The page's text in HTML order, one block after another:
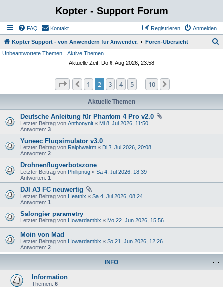
Kopter - Support Forum
FAQ Kontakt Anmelden
Registrieren
Kopter Support - von Anwendern für Anwender. Foren-Übersicht
Unbeantwortete Themen
Aktive Themen
Aktuelle Zeit: Do 6. Aug 2026, 23:58
Seite von
Vorherige
1 2 3 4 5 10
Aktuelle Themen
Deutsche Anleitung für Phantom 4 Pro v2.0
Letzter Beitrag von Anthonynit « Mi 8. Jul 2026, 11:50
Antworten: 3
Yuneec Flugsimulator v3.0
Letzter Beitrag von Ralphwairm « Di 7. Jul 2026, 20:08
Antworten: 2
Drohnenflugverbotszone
Letzter Beitrag von Phillipnug « Sa 4. Jul 2026, 18:39
Antworten: 1
DJI A3 FC neuwertig
Letzter Beitrag von Heatnix « Sa 4. Jul 2026, 08:24
Antworten: 1
Salongier parametry
Letzter Beitrag von Howardambix « Mo 22. Jun 2026, 15:56
Moin von Mad
Letzter Beitrag von Howardambix « So 21. Jun 2026, 12:26
Antworten: 2
INFO
Information
Themen: 6